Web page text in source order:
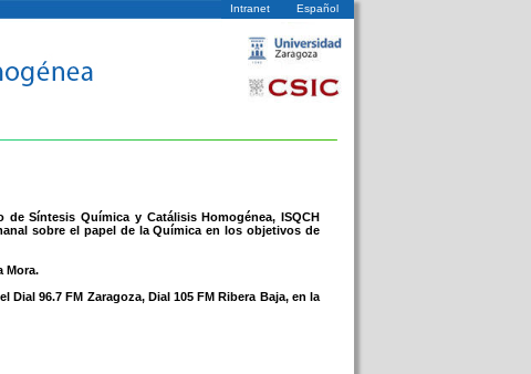
Intranet Español
de Síntesis Química y Catálisis Homogénea, ISQCH
sobre el papel de la Química en los objetivos de
Mora.
96.7 FM Zaragoza, Dial 105 FM Ribera Baja, en la